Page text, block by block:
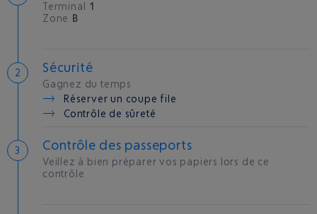
Terminal 1
Zone B
Sécurité
Gagnez du temps
Réserver un coupe file
Contrôle de sûreté
Contrôle des passeports
Veillez à bien préparer vos papiers lors de ce
contrôle